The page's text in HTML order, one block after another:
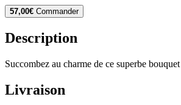
57,00€ Commander
Description
Succombez au charme de ce superbe
Livraison